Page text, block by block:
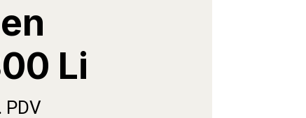
Li
PDV